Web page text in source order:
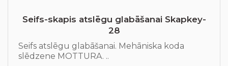
Seifs-skapis atslēgu glabāšanai Skapkey-
28
Seifs atslēgu glabāšanai. Mehāniska koda
slēdzene MOTTURA. ..